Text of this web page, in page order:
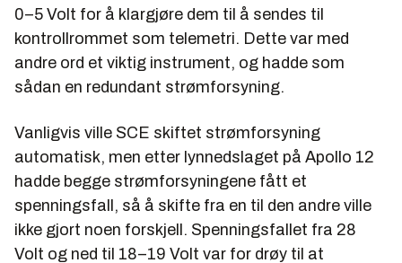
0–5 Volt for å klargjøre dem til å sendes til
kontrollrommet som telemetri. Dette var med
andre ord et viktig instrument, og hadde som
sådan en redundant strømforsyning.
Vanligvis ville SCE skiftet strømforsyning
automatisk, men etter lynnedslaget på Apollo 12
hadde begge strømforsyningene fått et
spenningsfall, så å skifte fra en til den andre ville
ikke gjort noen forskjell. Spenningsfallet fra 28
Volt og ned til 18–19 Volt var for drøy til at